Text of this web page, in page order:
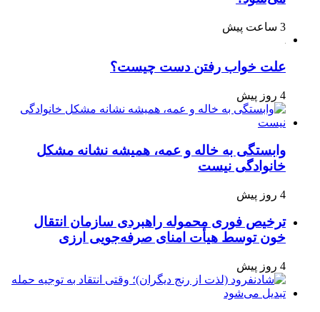
3 ساعت پیش
علت خواب رفتن دست چیست؟
4 روز پیش
وابستگی به خاله و عمه، همیشه نشانه مشکل
خانوادگی نیست
4 روز پیش
ترخیص فوری محموله راهبردی سازمان انتقال
خون توسط هیأت امنای صرفه‌جویی ارزی
4 روز پیش